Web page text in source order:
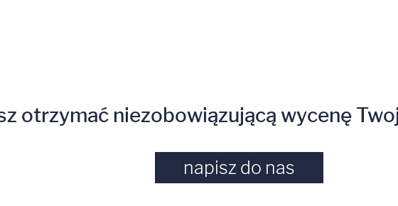
otrzymać niezobowiązującą wycenę
napisz do nas